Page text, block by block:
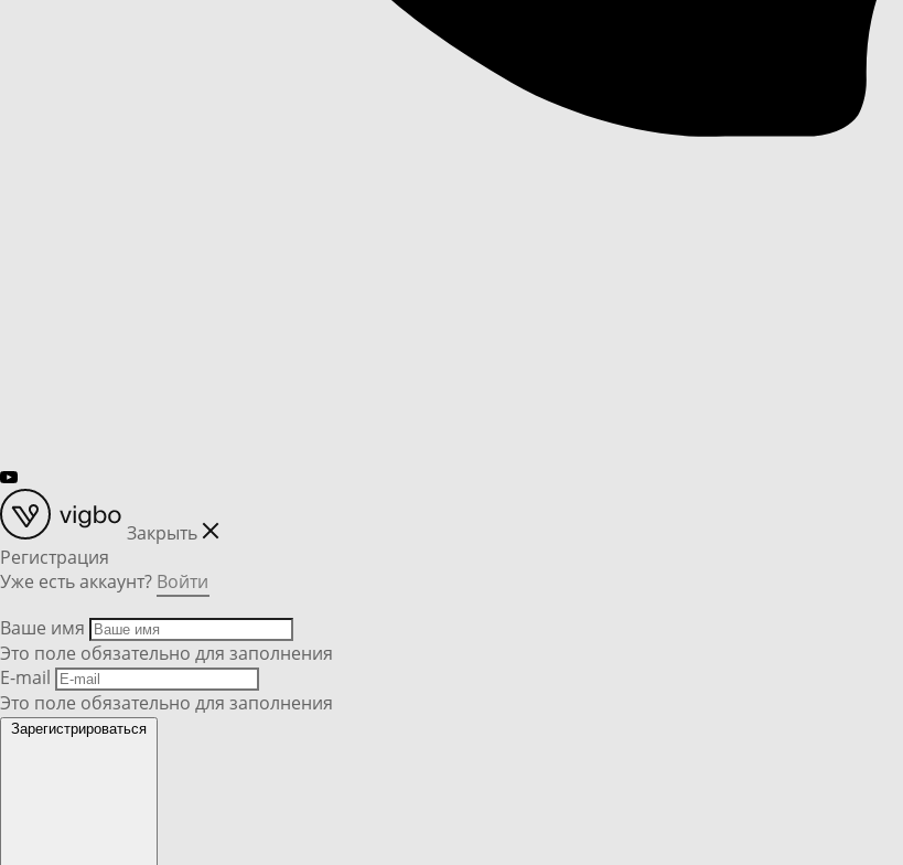
Закрыть
Регистрация
Уже есть аккаунт? Войти
Ваше имя
Это поле обязательно для заполнения
E-mail
Это поле обязательно для заполнения
Зарегистрироваться